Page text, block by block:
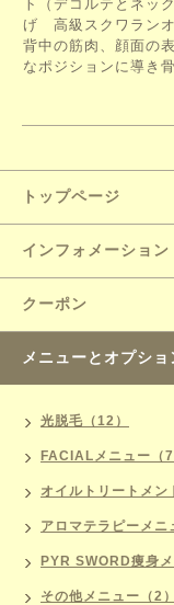
ト（ デコルテとネッ
げ 高級 スクワラン
背中の筋肉、顔面の
なポジションに導き
トップページ
インフォメーション
クーポン
メニューとオプショ
光脱毛（12）
FACIALメニュー（7
オイルトリートメン
アロマテラピーメニ
PYR SWORD痩身メ
その他メニュー（2）